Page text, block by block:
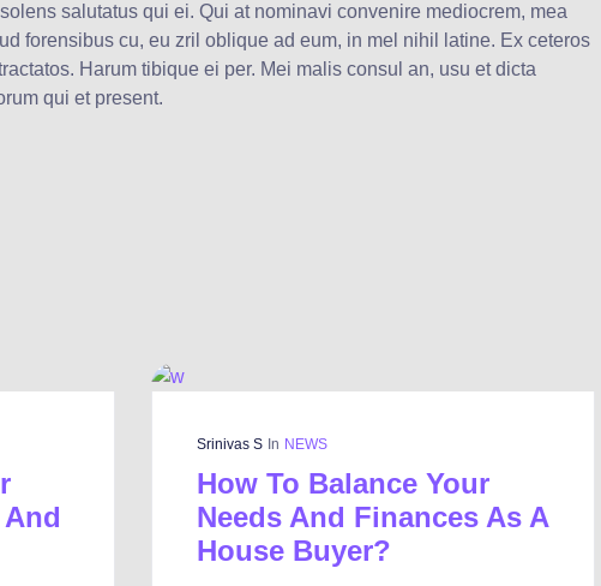
salutatus qui ei. Qui at nominavi convenire mediocrem, mea
forensibus cu, eu zril oblique ad eum, in mel nihil latine. Ex ceteros
Harum tibique ei per. Mei malis consul an, usu et dicta
qui et present.
Srinivas S In NEWS
How To Balance Your
Needs And Finances As A
House Buyer?